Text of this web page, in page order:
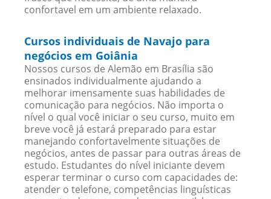
confortavel em um ambiente relaxado.
Cursos individuais de Navajo para
negócios em Goiânia
Nossos cursos de Alemão em Brasília são
ensinados individualmente ajudando a
melhorar imensamente suas habilidades de
comunicação para negócios. Não importa o
nível o qual você iniciar o seu curso, muito em
breve você já estará preparado para estar
manejando confortavelmente situações de
negócios, antes de passar para outras áreas de
estudo. Estudantes do nível iniciante devem
esperar terminar o curso com capacidades de:
atender o telefone, competências linguísticas